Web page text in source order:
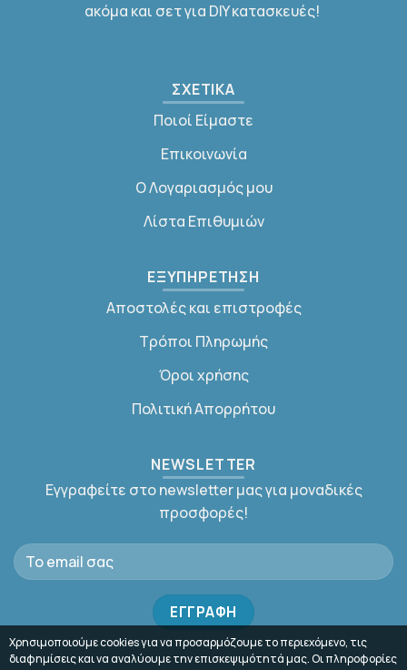
ακόμα και σετ για DIY κατασκευές!
ΣΧΕΤΙΚΑ
Ποιοί Είμαστε
Επικοινωνία
Ο Λογαριασμός μου
Λίστα Επιθυμιών
ΕΞΥΠΗΡΕΤΗΣΗ
Αποστολές και επιστροφές
Τρόποι Πληρωμής
Όροι χρήσης
Πολιτική Απορρήτου
NEWSLETTER
Εγγραφείτε στο newsletter μας για μοναδικές
προσφορές!
Χρησιμοποιούμε cookies για να προσαρμόζουμε το περιεχόμενο, τις
διαφημίσεις και να αναλύουμε την επισκεψιμότητά μας. Οι πληροφορίες